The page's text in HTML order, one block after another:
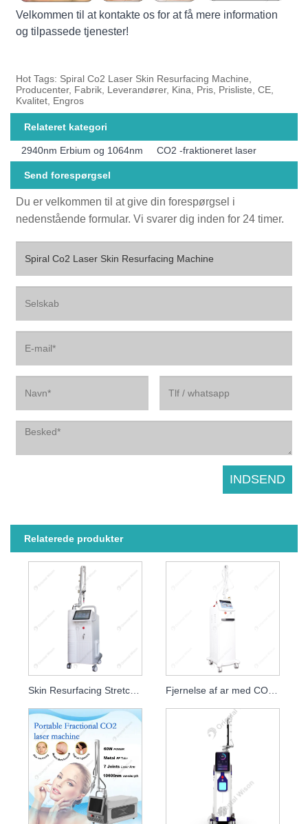
Velkommen til at kontakte os for at få mere information
og tilpassede tjenester!
Hot Tags: Spiral Co2 Laser Skin Resurfacing Machine,
Producenter, Fabrik, Leverandører, Kina, Pris, Prisliste, CE,
Kvalitet, Engros
Relateret kategori
2940nm Erbium og 1064nm CO2 -fraktioneret laser
Send forespørgsel
Du er velkommen til at give din forespørgsel i
nedenstående formular. Vi svarer dig inden for 24 timer.
Relaterede produkter
Skin Resurfacing Stretch CO2 Fractional Laser